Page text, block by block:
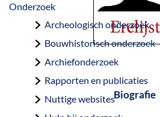
Onderzoek
Archeologisch onderzoek
Bouwhistorisch onderzoek
Archiefonderzoek
Rapporten en publicaties
Nuttige websitesBiografie